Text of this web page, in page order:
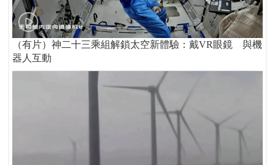
（有片）神二十三乘組解鎖太空新體驗：戴VR眼鏡 與機
器人互動